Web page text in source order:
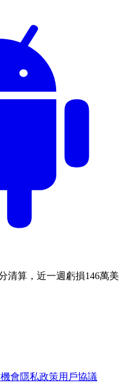
清算，近一週虧損146萬美
會隱私政策用戶協議